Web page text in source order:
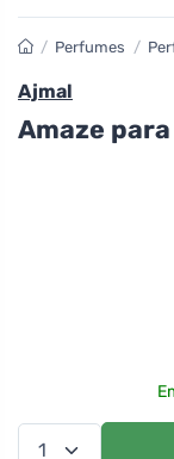
/ Perfumes /
Ajmal
Amaze para